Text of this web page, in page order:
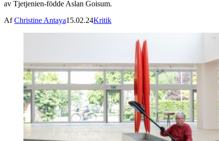
av Tjetjenien-födde Aslan Goisum.
AfChristine Antaya15.02.24Kritik